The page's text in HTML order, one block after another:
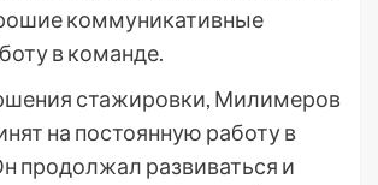
коммуникативные
в команде.
стажировки, Милимеров
на постоянную работу в
продолжал развиваться и